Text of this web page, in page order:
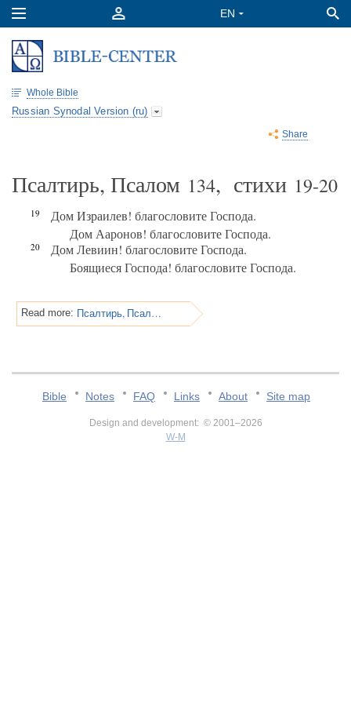
Whole Bible
Russian Synodal Version (ru)
Share
Псалтирь, Псалом 134, стихи 19-20
19
Дом Израилев! благословите Господа.
Дом Ааронов! благословите Господа.
20
Дом Левиин! благословите Господа.
Боящиеся Господа! благословите Господа.
Read more: Псалтирь, Псалом 134
Bible Notes FAQ Links About Site map
Design and development: © 2001–2026
W-M